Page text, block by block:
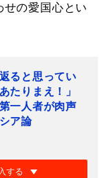
の愛国心とい
ると思ってい
たりまえ！」
一人者が肉声
ア論
する